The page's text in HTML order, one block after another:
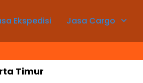
Ekspedisi Jasa Cargo
Timur